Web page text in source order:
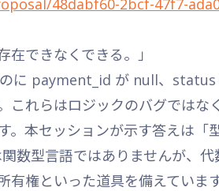
48dabf60-2bcf-47f7-
在できなくできる。」
に payment_id が null、
これらはロジックのバグでは
本セッションが示す答えは「
数型言語ではありませんが、
有権といった道具を備えてい